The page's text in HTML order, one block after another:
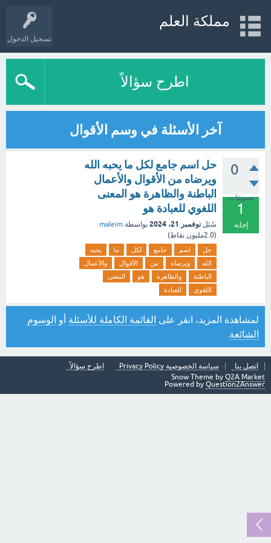
تسجيل الدخول
مملكة العلم
اطرح سؤالاً
آخر الأسئلة في وسم الأقوال
0
تصويتات
1
إجابة
حل اسم جامع لكل ما يحبه الله
ويرضاه من الأقوال والأعمال
الباطنة والظاهرة هو المعنى
اللغوي للعبادة هو
سُئل نوفمبر 21، 2024 بواسطة maleim
(2.0مليون نقاط)
حل اسم جامع لكل ما
يحبه
الله
ويرضاه من الأقوال
والأعمال
الباطنة
والظاهرة هو
المعنى
اللغوي
للعبادة
لمشاهدة المزيد، انقر على القائمة الكاملة للأسئلة أو الوسوم
الشائعة
اتصل بنا سياسة الخصوصية Privacy Policy
اطرح سؤالاً
Snow Theme by Q2A Market
Powered by Question2Answer